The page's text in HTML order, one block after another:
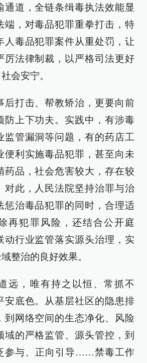
通道，全链条缉毒执法效能显
端，对毒品犯罪重拳打击，特
人毒品犯罪案件从重处罚，让
厉法律制裁，以严格司法更好
会安宁。
后打击、帮教矫治，更要向前
防上下功夫。实践中，有涉毒
监管漏洞等问题，有的药店工
便利实施毒品犯罪，甚至向未
药品，社会危害较大，存在较
对此，人民法院坚持治罪与治
惩治毒品犯罪的同时，合理适
再犯罪风险，还结合公开庭
动行业监管落实源头治理，实
整治的良好效果。
远，唯有持之以恒、常抓不
安底色。从基层社区的隐患排
到网络空间的生态净化、风险
域的严格监管、源头管控，到
参与、正向引导……禁毒工作